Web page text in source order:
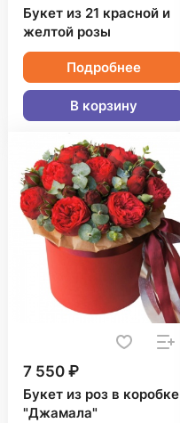
Букет из 21 красной и
желтой розы
Подробнее
В корзину
7 550 ₽
Букет из роз в коробке
"Джамала"